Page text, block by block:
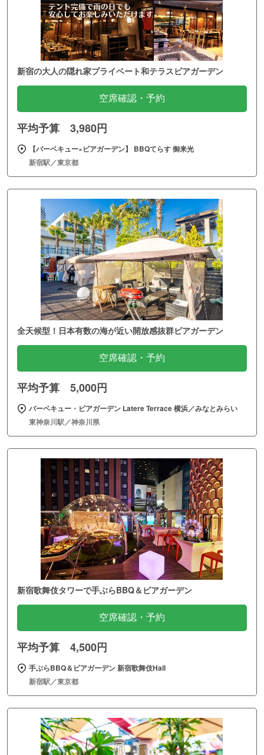
新宿の大人の隠れ家プライベート和テラスビアガーデン
空席確認・予約
平均予算 3,980円
【バーベキュー×ビアガーデン】 BBQてらす 御来光
新宿駅／東京都
全天候型！日本有数の海が近い開放感抜群ビアガーデン
空席確認・予約
平均予算 5,000円
バーベキュー・ビアガーデン Latere Terrace 横浜／みなとみらい
東神奈川駅／神奈川県
新宿歌舞伎タワーで手ぶらBBQ＆ビアガーデン
空席確認・予約
平均予算 4,500円
手ぶらBBQ＆ビアガーデン 新宿歌舞伎Hall
新宿駅／東京都